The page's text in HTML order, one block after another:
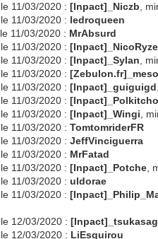
le 11/03/2020 :[Inpact]_Niczb ,
le 11/03/2020 : ledroqueen
le 11/03/2020 : MrAbsurd
le 11/03/2020 :
le 11/03/2020 :[Inpact]_Sylan ,
le 11/03/2020 :[Zebulon.fr]_meso
le 11/03/2020 :[Inpact]_guiguigd
le 11/03/2020 :
le 11/03/2020 :[Inpact]_Wingi ,
le 11/03/2020 :TomtomriderFR
le 11/03/2020 :JeffVinciguerra
le 11/03/2020 : MrFatad
le 11/03/2020 :[Inpact]_Potche ,
le 11/03/2020 :uldorae
le 11/03/2020 :
le 12/03/2020 :
le 12/03/2020 : LiEsquirou